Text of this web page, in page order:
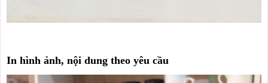
In hình ảnh, nội dung theo yêu cầu